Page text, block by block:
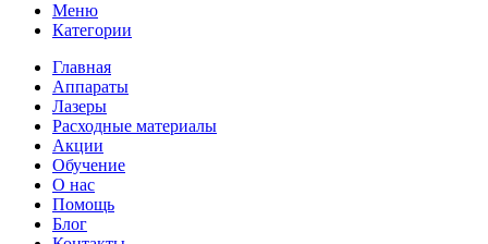
Меню
Категории
Главная
Аппараты
Лазеры
Расходные материалы
Акции
Обучение
О нас
Помощь
Блог